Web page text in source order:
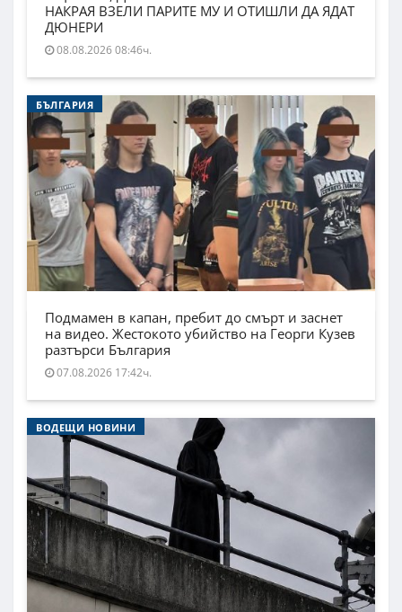
НАКРАЯ ВЗЕЛИ ПАРИТЕ МУ И ОТИШЛИ ДА ЯДАТ
ДЮНЕРИ
08.08.2026 08:46ч.
БЪЛГАРИЯ
Подмамен в капан, пребит до смърт и заснет
на видео. Жестокото убийство на Георги Кузев
разтърси България
07.08.2026 17:42ч.
ВОДЕЩИ НОВИНИ